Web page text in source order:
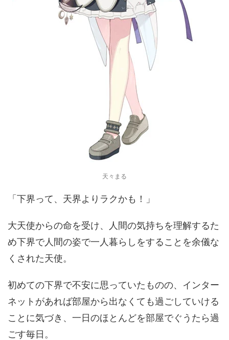
天々まる
「下界って、天界よりラクかも！」
大天使からの命を受け、人間の気持ちを理解するた
め下界で人間の姿で一人暮らしをすることを余儀な
くされた天使。
初めての下界で不安に思っていたものの、インター
ネットがあれば部屋から出なくても過ごしていける
ことに気づき、一日のほとんどを部屋でぐうたら過
ごす毎日。